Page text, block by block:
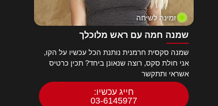
זמינה לשיחה
שמנה חמה עם ראש מלוכלך
שמנה סקסית חרמנית נותנת הכל עכשיו על הקו,
אני חולת סקס, רוצה שנאונן ביחד? תכין כרטיס
אשראי ותתקשר
חייג עכשיו:
03-6145977